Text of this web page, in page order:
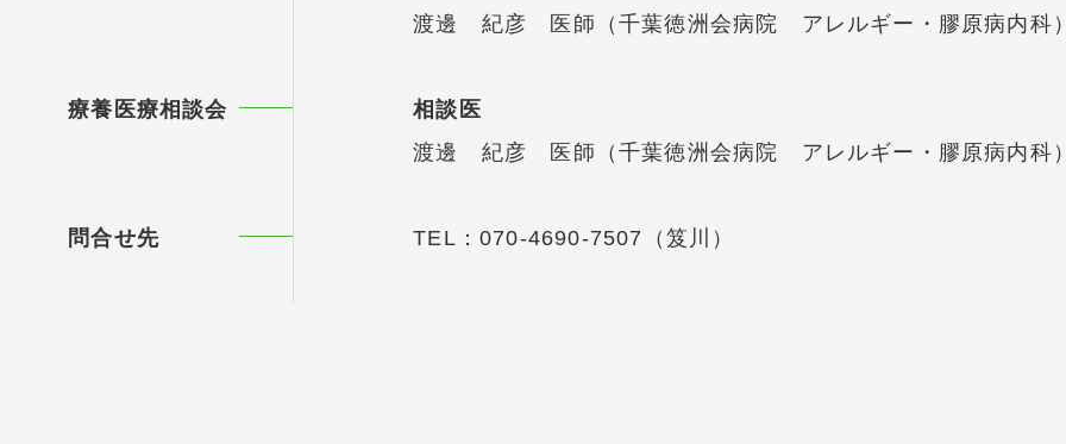
渡邊 紀彦 医師（千葉徳洲会病院 アレルギー・膠原病内科
療養医療相談会
相談医
渡邊 紀彦 医師（千葉徳洲会病院 アレルギー・膠原病内科
問合せ先 TEL：070-4690-7507 （笈川）